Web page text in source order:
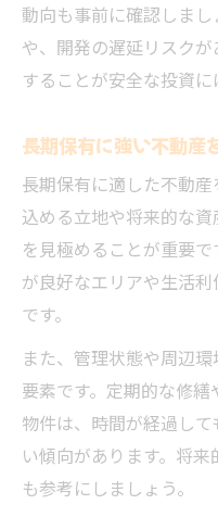
動向も事前に確認しま
や、開発の遅延リスク
することが安全な投資に
長期保有に強い不動産
長期保有に適した不動
込める立地や将来的な
を見極めることが重要
が良好なエリアや生活
です。
また、管理状態や周辺
要素です。定期的な修
物件は、時間が経過し
い傾向があります。将
も参考にしましょう。